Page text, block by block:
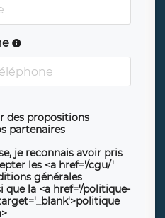
des propositions
partenaires
je reconnais avoir pris
les <a href='/cgu/'
générales
que la <a href='/politique-